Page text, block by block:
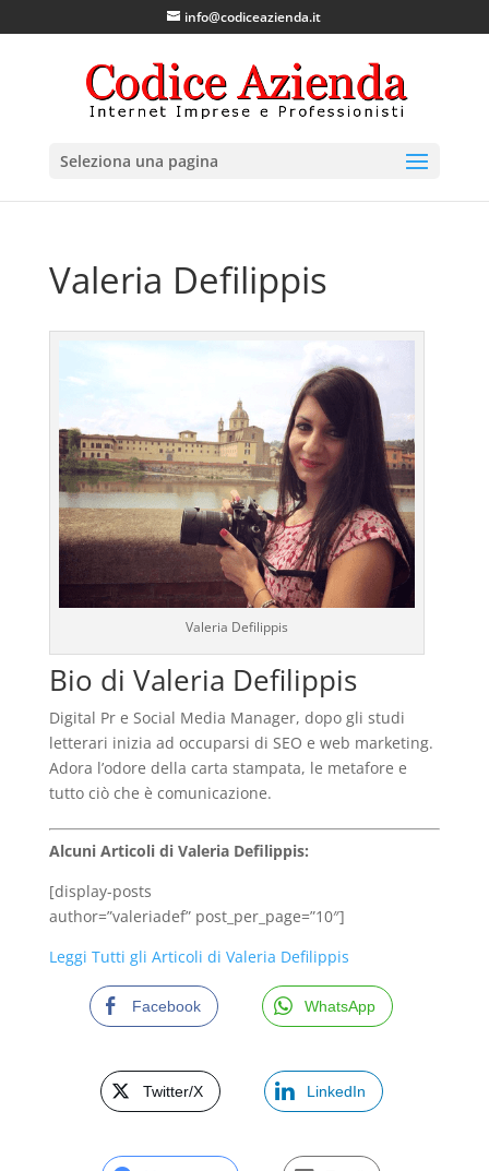
info@codiceazienda.it
Seleziona una pagina
Valeria Defilippis
Valeria Defilippis
Bio di Valeria Defilippis
Digital Pr e Social Media Manager, dopo gli studi
letterari inizia ad occuparsi di SEO e web marketing.
Adora l’odore della carta stampata, le metafore e
tutto ciò che è comunicazione.
Alcuni Articoli di Valeria Defilippis:
[display-posts
author=”valeriadef” post_per_page=”10″]
Leggi Tutti gli Articoli di Valeria Defilippis
Facebook WhatsApp
Twitter/X LinkedIn